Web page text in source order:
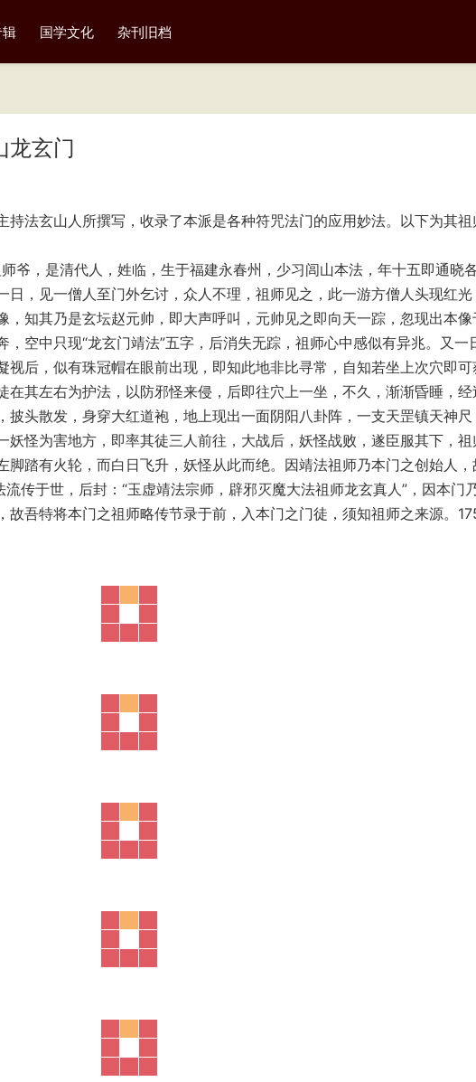
国学文化 杂刊旧档
龙玄门
持法玄山人所撰写，收录了本派是各种符咒法门的应用妙法。以下为其祖
爷，是清代人，姓临，生于福建永春州，少习闾山本法，年十五即通晓
日，见一僧人至门外乞讨，众人不理，祖师见之，此一游方僧人头现红光
，知其乃是玄坛赵元帅，即大声呼叫，元帅见之即向天一踪，忽现出本像
空中只现“龙玄门靖法”五字，后消失无踪，祖师心中感似有异兆。又一
视后，似有珠冠帽在眼前出现，即知此地非比寻常，自知若坐上次穴即可
在其左右为护法，以防邪怪来侵，后即往穴上一坐，不久，渐渐昏睡，经
头散发，身穿大红道袍，地上现出一面阴阳八卦阵，一支天罡镇天神尺
妖怪为害地方，即率其徒三人前往，大战后，妖怪战败，遂臣服其下，祖
脚踏有火轮，而白日飞升，妖怪从此而绝。因靖法祖师乃本门之创始人，
传于世，后封：“玉虚靖法宗师，辟邪灭魔大法祖师龙玄真人”，因本门
故吾特将本门之祖师略传节录于前，入本门之门徒，须知祖师之来源。